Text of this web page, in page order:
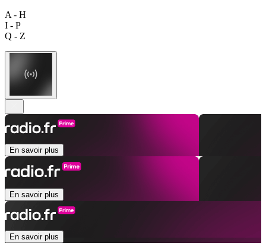
A - H
I - P
Q - Z
En savoir plus
En savoir plus
En savoir plus